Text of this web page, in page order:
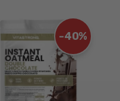
-40%